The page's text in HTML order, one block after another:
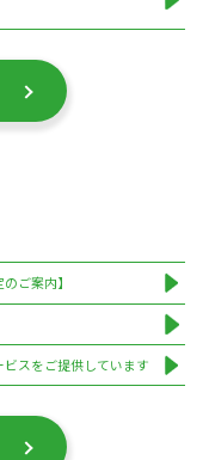
ご案内】
スをご提供しています